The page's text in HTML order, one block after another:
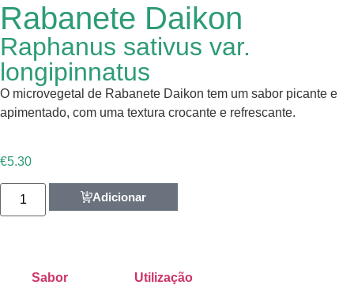
Rabanete Daikon
Raphanus sativus var.
longipinnatus
O microvegetal de Rabanete Daikon tem um sabor picante e
apimentado, com uma textura crocante e refrescante.
€5.30
Adicionar
Sabor Utilização